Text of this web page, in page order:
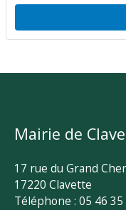
Mairie de
17 rue du Grand
17220 Clavette
Téléphone : 05 46 35